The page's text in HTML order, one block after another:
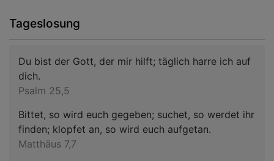
Tageslosung
Du bist der Gott, der mir hilft; täglich harre ich auf
dich.
Psalm 25,5
Bittet, so wird euch gegeben; suchet, so werdet ihr
finden; klopfet an, so wird euch aufgetan.
Matthäus 7,7